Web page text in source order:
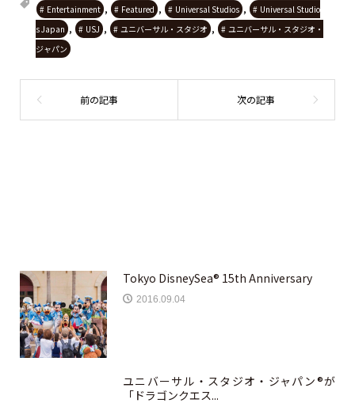
Entertainment , Featured , Universal Studios ,
Universal Studio
s Japan , USJ , ユニバーサル・スタジオ ,
ユニバーサル・スタジオ・
ジャパン
Tokyo DisneySea® 15th Anniversary
2016.09.04
ユニバーサル・スタジオ・ジャパン®が
「ドラゴンクエス...